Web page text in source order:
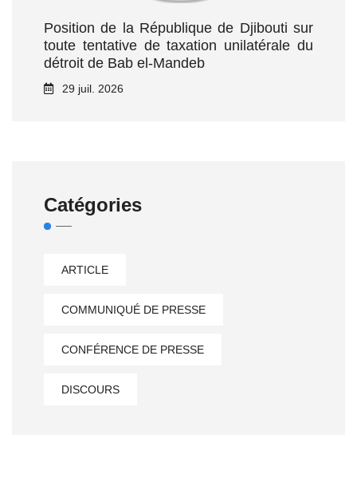
Position de la République de Djibouti sur
toute tentative de taxation unilatérale du
détroit de Bab el‑Mandeb
29 juil. 2026
Catégories
ARTICLE
COMMUNIQUÉ DE PRESSE
CONFÉRENCE DE PRESSE
DISCOURS